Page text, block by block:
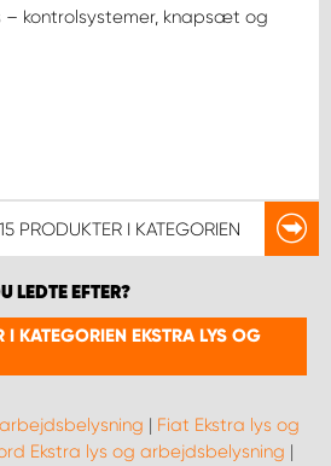
– kontrolsystemer, knapsæt og
15 PRODUKTER I KATEGORIEN
LEDTE EFTER?
I KATEGORIEN EKSTRA LYS OG
| Fiat Ekstra lys og
Ekstra lys og arbejdsbelysning |